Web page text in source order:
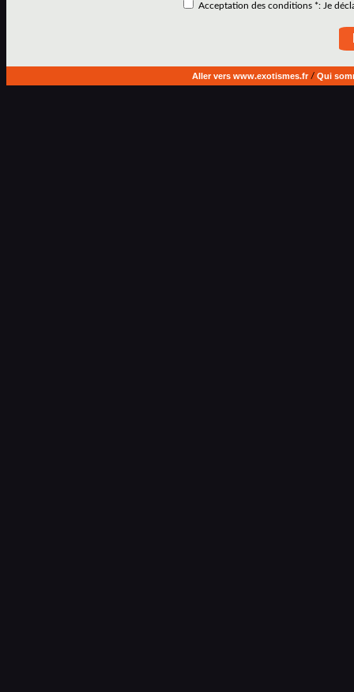
Acceptation des conditions *: Je
Aller vers www.exotismes.fr/ Qui